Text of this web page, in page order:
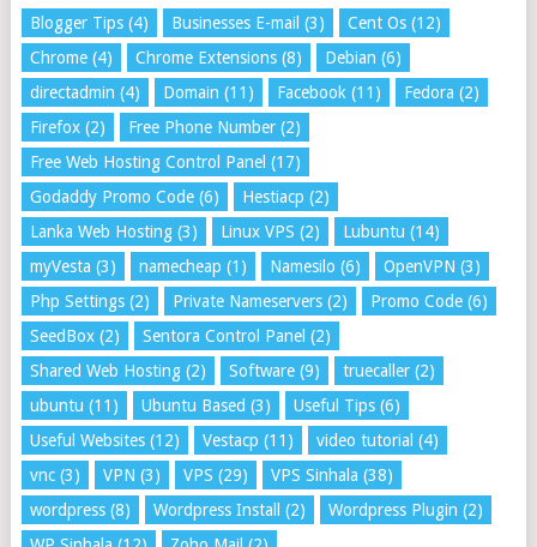
Blogger Tips(4) Businesses E-mail (3) Cent Os(12)
Chrome(4) Chrome Extensions(8) Debian (6)
directadmin (4) Domain (11) Facebook (11) Fedora (2)
Firefox(2) Free Phone Number(2)
Free Web Hosting Control Panel (17)
Godaddy Promo Code(6) Hestiacp (2)
Lanka Web Hosting(3) Linux VPS (2) Lubuntu (14)
myVesta (3) namecheap (1) Namesilo (6) OpenVPN (3)
Php Settings(2) Private Nameservers(2) Promo Code(6)
SeedBox(2) Sentora Control Panel (2)
Shared Web Hosting(2) Software(9) truecaller(2)
ubuntu (11) Ubuntu Based (3) Useful Tips(6)
Useful Websites(12) Vestacp (11) video tutorial (4)
vnc(3) VPN (3) VPS (29) VPS Sinhala (38)
wordpress(8) Wordpress Install (2) Wordpress Plugin (2)